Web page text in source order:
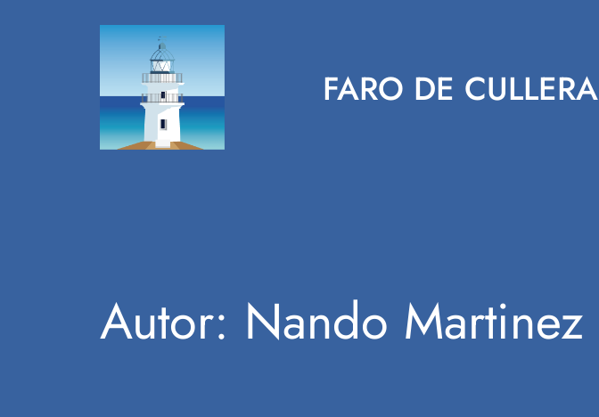
FARO DE CULLERA
Autor: Nando Martinez